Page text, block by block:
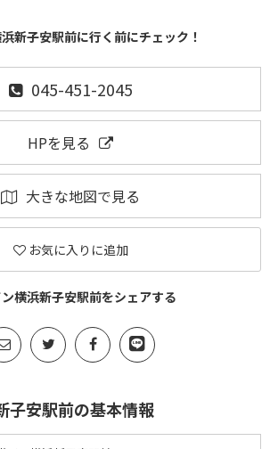
新子安駅前に行く前にチェック！
045-451-2045
HPを見る
大きな地図で見る
お気に入りに追加
横浜新子安駅前をシェアする
子安駅前の基本情報